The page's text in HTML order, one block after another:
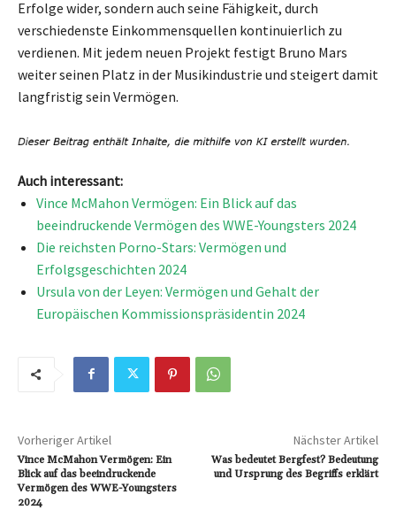
Erfolge wider, sondern auch seine Fähigkeit, durch
verschiedenste Einkommensquellen kontinuierlich zu
verdienen. Mit jedem neuen Projekt festigt Bruno Mars
weiter seinen Platz in der Musikindustrie und steigert damit
langfristig sein Vermögen.
Auch interessant:
Vince McMahon Vermögen: Ein Blick auf das
beeindruckende Vermögen des WWE-Youngsters 2024
Die reichsten Porno-Stars: Vermögen und
Erfolgsgeschichten 2024
Ursula von der Leyen: Vermögen und Gehalt der
Europäischen Kommissionspräsidentin 2024
Vorheriger Artikel
Vince McMahon Vermögen: Ein
Blick auf das beeindruckende
Vermögen des WWE-Youngsters
2024
Nächster Artikel
Was bedeutet Bergfest? Bedeutung
und Ursprung des Begriffs erklärt